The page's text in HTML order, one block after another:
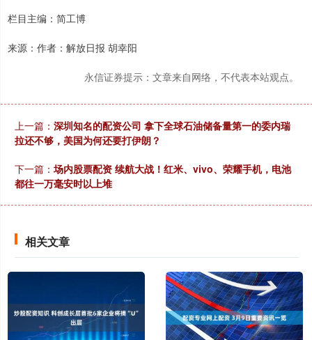
栏目主编：简工博
来源：作者：解放日报 胡幸阳
永信证券提示：文章来自网络，不代表本站观点。
上一篇： 深圳知名的配资公司 拿下全球石油储备量第一的委内瑞
拉还不够，美国为何还要打伊朗？
下一篇：场内股票配资 续航大战！红米、vivo、荣耀手机，电池
都往一万毫安时以上堆
相关文章